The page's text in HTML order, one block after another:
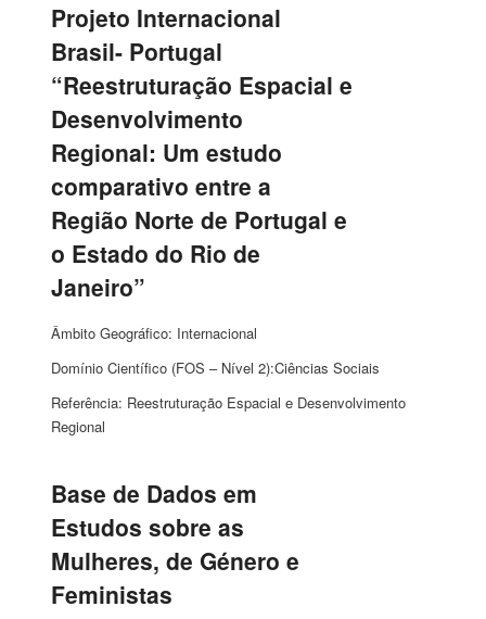
Projeto Internacional
Brasil- Portugal
“Reestruturação Espacial e
Desenvolvimento
Regional: Um estudo
comparativo entre a
Região Norte de Portugal e
o Estado do Rio de
Janeiro”
Âmbito Geográfico: Internacional
Domínio Científico (FOS – Nível 2):Ciências Sociais
Referência: Reestruturação Espacial e Desenvolvimento
Regional
Base de Dados em
Estudos sobre as
Mulheres, de Género e
Feministas